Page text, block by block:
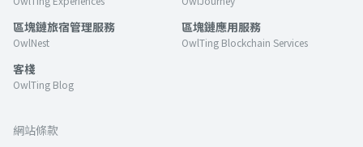
區塊鏈旅宿管理服務
OwlNest
區塊鏈應用服務
OwlTing Blockchain Services
客棧
OwlTing Blog
網站條款